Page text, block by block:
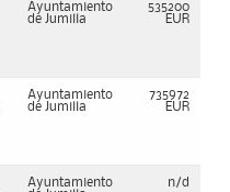
Ayuntamiento
de Jumilla
535200
EUR
Ayuntamiento
de Jumilla
735972
EUR
Ayuntamiento
n/d